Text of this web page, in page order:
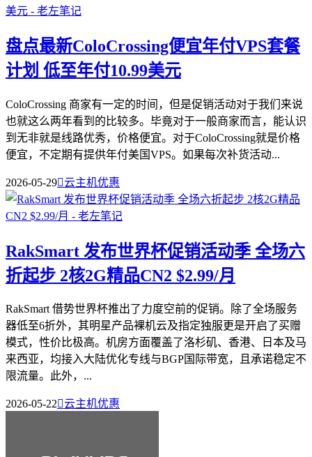
盘点最新ColoCrossing便宜年付VPS套餐
计划 低至年付10.99美元
ColoCrossing​ 商家有一定的时间，但是促销活动对于我们来说
也就这么两年看到的比较多。毕竟对于一般商家而言，能认识
到无非就是线路优秀，价格便宜。对于ColoCrossing就是价格
便宜，不定期有提供年付美国VPS。如果每次补货活动...
2026-05-29云主机优惠
RakSmart 发布世界杯促销活动季 全场六
折起步 2核2G精品CN2 $2.99/月
RakSmart 借势世界杯推出了力度空前的促销。除了全场服务
器低至6折外，其明星产品裸机云及指定独服更是开启了买赠
模式，性价比极高。机房方面覆盖了洛杉矶、香港、日本及马
来西亚，均接入大陆优化专线与BGP国际带宽，且承诺稳定不
限流量。此外，...
2026-05-22云主机优惠